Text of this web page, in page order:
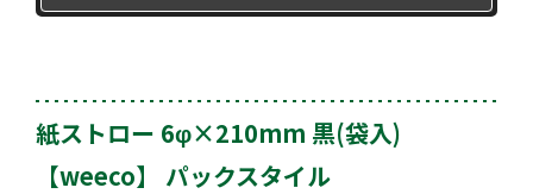
紙ストロー 6φ×210mm 黒(袋入)
【weeco】 パックスタイル